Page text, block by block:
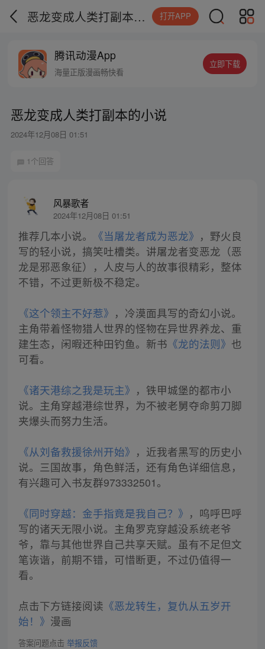
恶龙变成人类打副本的小说 打开APP
腾讯动漫App
海量正版漫画畅快看
立即下载
恶龙变成人类打副本的小说
2024年12月08日 01:51
1个回答
风暴歌者
2024年12月08日 01:51
推荐几本小说。 《当屠龙者成为恶龙》 ，野火良
写的轻小说，搞笑吐槽类。讲屠龙者变恶龙（恶
龙是邪恶象征），人皮与人的故事很精彩，整体
不错，不过更新极不稳定。
《这个领主不好惹》 ，冷漠面具写的奇幻小说。
主角带着怪物猎人世界的怪物在异世界养龙、重
建生态，闲暇还种田钓鱼。新书 《龙的法则》 也
可看。
《诸天港综之我是玩主》 ，铁甲城堡的都市小
说。主角穿越港综世界，为不被老舅夺命剪刀脚
夹爆头而努力生活。
《从刘备救援徐州开始》 ，近我者黑写的历史小
说。三国故事，角色鲜活，还有角色详细信息，
有兴趣可入书友群973332501。
《同时穿越：金手指竟是我自己？》 ，呜呼巴呼
写的诸天无限小说。主角罗克穿越没系统老爷
爷，靠与其他世界自己共享天赋。虽有不足但文
笔诙谐，前期不错，可惜断更，不过仍值得一
看。
点击下方链接阅读 《恶龙转生，复仇从五岁开
始！》 漫画
答案问题点击 举报反馈